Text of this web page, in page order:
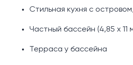
Стильная кухня с
Частный бассейн (4,85 х 11
Терраса у бассейна